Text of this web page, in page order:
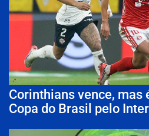
Corinthians vence, mas
Copa do Brasil pelo